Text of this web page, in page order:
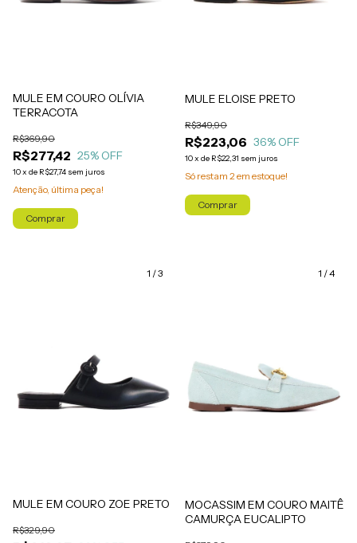
MULE EM COURO OLÍVIA
TERRACOTA
R$277,42
R$369,90
25% OFF
10x de R$27,74 sem juros
Atenção, última peça!
Comprar
MULE ELOISE PRETO
R$223,06
R$349,90
36% OFF
10x de R$22,31 sem juros
Só restam 2 em estoque!
Comprar
1 /3
MULE EM COURO ZOE PRETO
R$329,90
1 /4
MOCASSIM EM COURO MAITÊ
CAMURÇA EUCALIPTO